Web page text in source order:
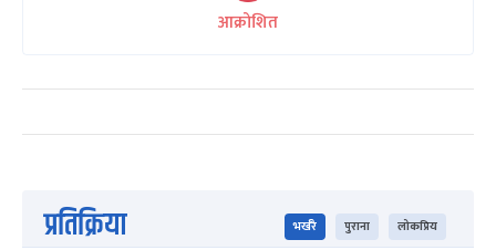
आक्रोशित
प्रतिक्रिया भर्खरै पुराना लोकप्रिय